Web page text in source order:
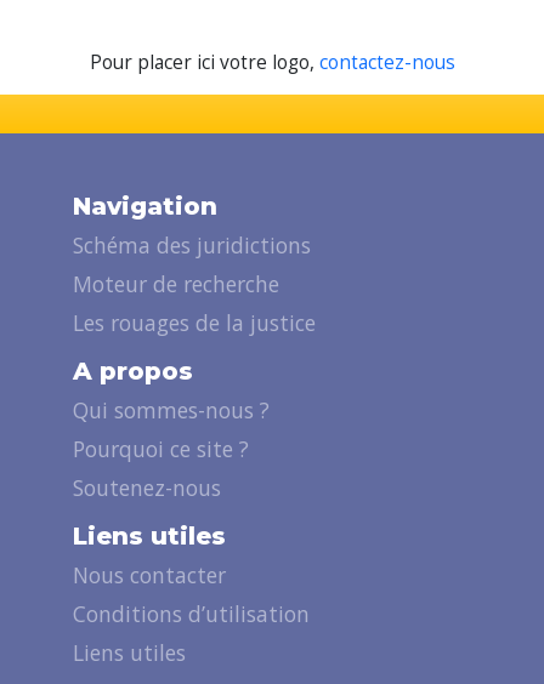
Pour placer ici votre logo, contactez-nous
Navigation
Schéma des juridictions
Moteur de recherche
Les rouages de la justice
A propos
Qui sommes-nous ?
Pourquoi ce site ?
Soutenez-nous
Liens utiles
Nous contacter
Conditions d’utilisation
Liens utiles